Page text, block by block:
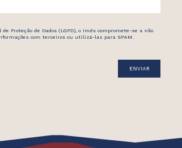
de Proteção de Dados (LGPD), o Imds compromete-se a não
com terceiros ou utilizá-las para SPAM.